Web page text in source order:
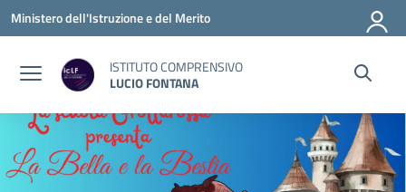
Vai ai contenuti
Vai al menu di navigazione
Vai al footer
Ministero dell'Istruzione e del Merito
ISTITUTO COMPRENSIVO
LUCIO FONTANA